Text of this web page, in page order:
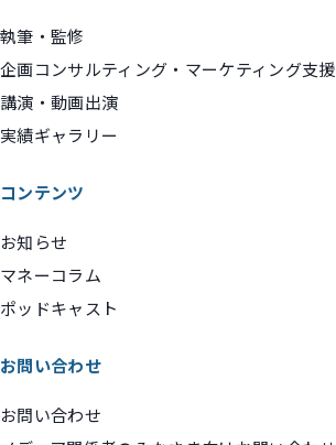
執筆・監修
企画コンサルティング・マーケティング支援
講演・動画出演
実績ギャラリー
コンテンツ
お知らせ
マネーコラム
ポッドキャスト
お問い合わせ
お問い合わせ